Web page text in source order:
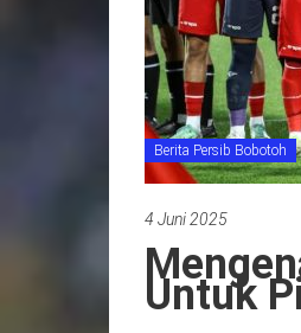
Berita Persib Bobotoh
4 Juni 2025
Untuk